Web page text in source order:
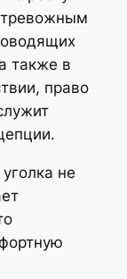
тревожным
также в
право
не